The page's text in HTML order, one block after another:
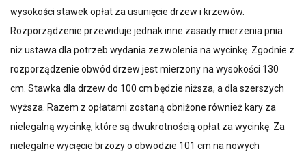
wysokości stawek opłat za usunięcie drzew i krzewów.
Rozporządzenie przewiduje jednak inne zasady mierzenia pnia
niż ustawa dla potrzeb wydania zezwolenia na wycinkę. Zgodnie z
rozporządzenie obwód drzew jest mierzony na wysokości 130
cm. Stawka dla drzew do 100 cm będzie niższa, a dla szerszych
wyższa. Razem z opłatami zostaną obniżone również kary za
nielegalną wycinkę, które są dwukrotnością opłat za wycinkę. Za
nielegalne wycięcie brzozy o obwodzie 101 cm na nowych